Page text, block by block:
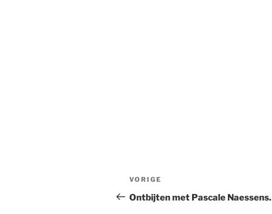
Bericht
navigatie
Vorig
bericht
VORIGE
Ontbijten met Pascale Naessens.